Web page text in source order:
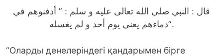
قال : النبي صلي الله تعالى عليه و سلم : ” أدفنوهم في
دماءهم يعني يوم أحد و لم يغسله”.
“Оларды денелерiндегi қандарымен бiрге